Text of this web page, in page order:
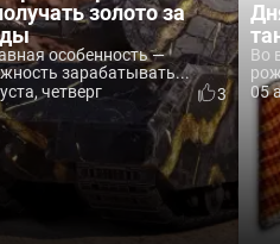
золото за
особенность —
зарабатывать...
четверг
3
Во
05